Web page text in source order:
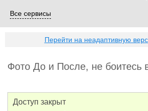
Все сервисы
Перейти на неадаптивную
Фото До и После, не боитесь
Доступ закрыт